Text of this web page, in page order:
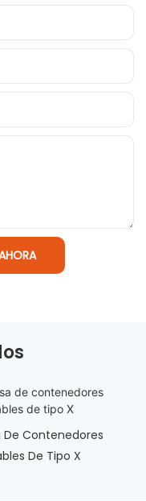
De Contenedores
De Tipo X